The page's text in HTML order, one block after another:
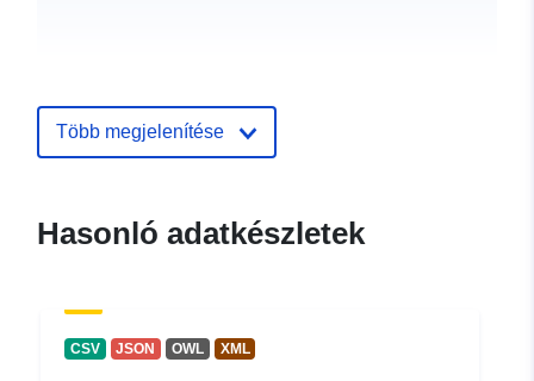
Több megjelenítése
Hasonló adatkészletek
CSV JSON OWL XML